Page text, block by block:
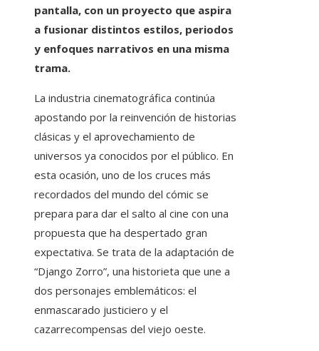
pantalla, con un proyecto que aspira
a fusionar distintos estilos, periodos
y enfoques narrativos en una misma
trama.
La industria cinematográfica continúa
apostando por la reinvención de historias
clásicas y el aprovechamiento de
universos ya conocidos por el público. En
esta ocasión, uno de los cruces más
recordados del mundo del cómic se
prepara para dar el salto al cine con una
propuesta que ha despertado gran
expectativa. Se trata de la adaptación de
“Django Zorro”, una historieta que une a
dos personajes emblemáticos: el
enmascarado justiciero y el
cazarrecompensas del viejo oeste.